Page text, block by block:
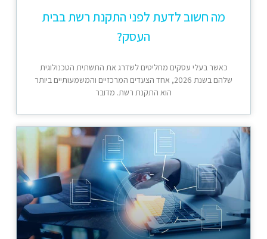
מה חשוב לדעת לפני התקנת רשת בבית
העסק?
כאשר בעלי עסקים מחליטים לשדרג את התשתית הטכנולוגית
שלהם בשנת 2026, אחד הצעדים המרכזיים והמשמעותיים ביותר
הוא התקנת רשת. מדובר